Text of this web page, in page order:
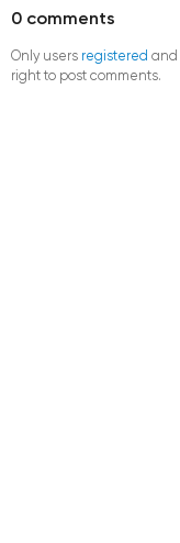
0 comments
Only users registered and
right to post comments.